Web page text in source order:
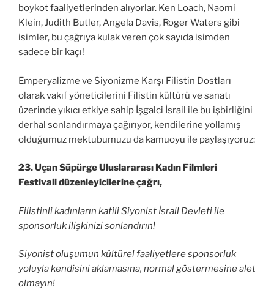
boykot faaliyetlerinden alıyorlar. Ken Loach, Naomi
Klein, Judith Butler, Angela Davis, Roger Waters gibi
isimler, bu çağrıya kulak veren çok sayıda isimden
sadece bir kaçı!
Emperyalizme ve Siyonizme Karşı Filistin Dostları
olarak vakıf yöneticilerini Filistin kültürü ve sanatı
üzerinde yıkıcı etkiye sahip İşgalci İsrail ile bu işbirliğini
derhal sonlandırmaya çağırıyor, kendilerine yollamış
olduğumuz mektubumuzu da kamuoyu ile paylaşıyoruz:
23. Uçan Süpürge Uluslararası Kadın Filmleri
Festivali düzenleyicilerine çağrı,
Filistinli kadınların katili Siyonist İsrail Devleti ile
sponsorluk ilişkinizi sonlandırın!
Siyonist oluşumun kültürel faaliyetlere sponsorluk
yoluyla kendisini aklamasına, normal göstermesine alet
olmayın!